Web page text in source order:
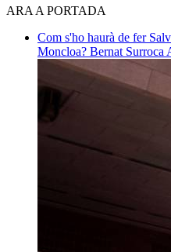
ARA A PORTADA
Com s'ho haurà de fer
Moncloa? Bernat Surroca